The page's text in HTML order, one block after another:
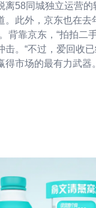
离58同城独立运营
。此外，京东也在去
背靠京东，“拍拍二
击。“不过，爱回收
市场的最有力武器